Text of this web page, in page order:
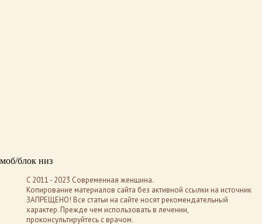
моб/блок низ
C 2011 - 2023 Современная женщина.
Копирование материалов сайта без активной ссылки на источник
ЗАПРЕЩЕНО! Все статьи на сайте носят рекомендательный
характер. Прежде чем использовать в лечении,
проконсультируйтесь с врачом.